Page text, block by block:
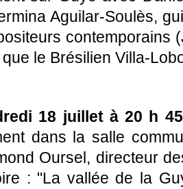
Aguilar-Soulès,
contemporains
le Brésilien Villa-
18 juillet à 20 h 45
dans la salle
Oursel, directeur
: "La vallée de la